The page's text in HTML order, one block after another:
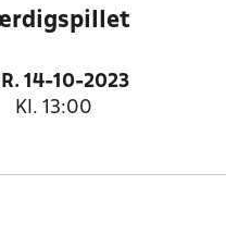
14-10-2023
Kl. 13:00